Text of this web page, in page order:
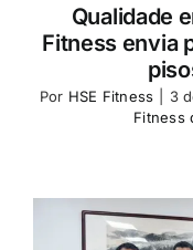
Qualidade
Fitness envia
Por HSE Fitness 3
Fitness